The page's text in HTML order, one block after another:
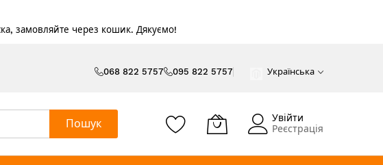
замовляйте через кошик. Дякуємо!
068 822 5757 095 822 5757 Українська
Пошук
Увійти
Реєстрація